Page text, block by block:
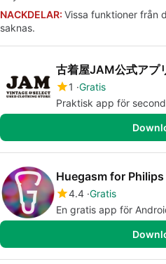
NACKDELAR: Vissa funktioner från
saknas.
古着屋JAM公式アプ
1 Gratis
Praktisk app för
Huegasm for
4.4 Gratis
En gratis app för